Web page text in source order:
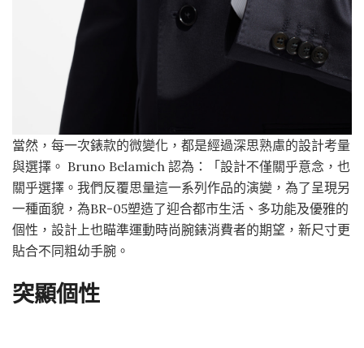
當然，每一次錶款的微變化，都是經過深思熟慮的設計考量
與選擇。 Bruno Belamich 認為：「設計不僅關乎意念，也
關乎選擇。我們反覆思量這一系列作品的演變，為了呈現另
一種面貌，為BR-05塑造了迎合都市生活、多功能及優雅的
個性，設計上也瞄準運動時尚腕錶消費者的期望，新尺寸更
貼合不同粗幼手腕。
突顯個性